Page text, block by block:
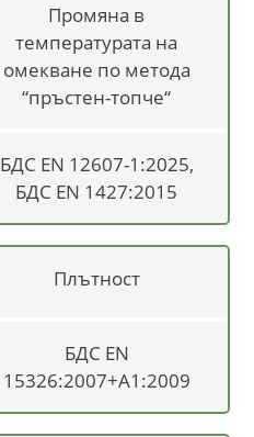
Промяна в
температурата на
омекване по метода
“пръстен-топче“
БДС EN 12607-1:2025,
БДС EN 1427:2015
Плътност
БДС EN
15326:2007+A1:2009